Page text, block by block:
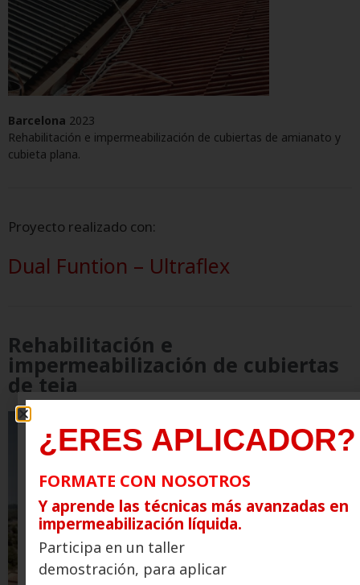
Barcelona 2023
Rehabilitación e impermeabilización de cubiertas de amianato y
cubieta plana.
Proyecto realizado con:
Dual Funtion – Ultraflex
Rehabilitación e
impermeabilización de cubiertas
de teja
¿ERES APLICADOR?
FORMATE CON NOSOTROS
Y aprende las técnicas más avanzadas en
impermeabilización líquida.
Participa en un taller
demostración, para aplicar